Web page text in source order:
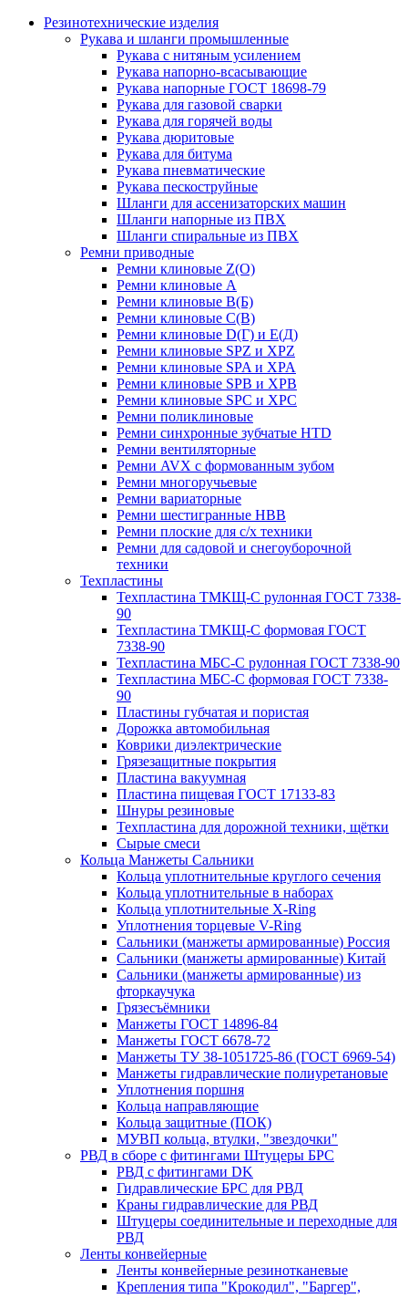
Резинотехнические изделия
Рукава и шланги промышленные
Рукава с нитяным усилением
Рукава напорно-всасывающие
Рукава напорные ГОСТ 18698-79
Рукава для газовой сварки
Рукава для горячей воды
Рукава дюритовые
Рукава для битума
Рукава пневматические
Рукава пескоструйные
Шланги для ассенизаторских машин
Шланги напорные из ПВХ
Шланги спиральные из ПВХ
Ремни приводные
Ремни клиновые Z(О)
Ремни клиновые А
Ремни клиновые В(Б)
Ремни клиновые С(В)
Ремни клиновые D(Г) и Е(Д)
Ремни клиновые SPZ и XPZ
Ремни клиновые SPA и XPA
Ремни клиновые SPB и XPB
Ремни клиновые SPC и XPC
Ремни поликлиновые
Ремни синхронные зубчатые HTD
Ремни вентиляторные
Ремни AVX с формованным зубом
Ремни многоручьевые
Ремни вариаторные
Ремни шестигранные HBB
Ремни плоские для с/х техники
Ремни для садовой и снегоуборочной
техники
Техпластины
Техпластина ТМКЩ-С рулонная ГОСТ 7338-
90
Техпластина ТМКЩ-С формовая ГОСТ
7338-90
Техпластина МБС-С рулонная ГОСТ 7338-90
Техпластина МБС-С формовая ГОСТ 7338-
90
Пластины губчатая и пористая
Дорожка автомобильная
Коврики диэлектрические
Грязезащитные покрытия
Пластина вакуумная
Пластина пищевая ГОСТ 17133-83
Шнуры резиновые
Техпластина для дорожной техники, щётки
Сырые смеси
Кольца Манжеты Сальники
Кольца уплотнительные круглого сечения
Кольца уплотнительные в наборах
Кольца уплотнительные Х-Ring
Уплотнения торцевые V-Ring
Сальники (манжеты армированные) Россия
Сальники (манжеты армированные) Китай
Сальники (манжеты армированные) из
фторкаучука
Грязесъёмники
Манжеты ГОСТ 14896-84
Манжеты ГОСТ 6678-72
Манжеты ТУ 38-1051725-86 (ГОСТ 6969-54)
Манжеты гидравлические полиуретановые
Уплотнения поршня
Кольца направляющие
Кольца защитные (ПОК)
МУВП кольца, втулки, "звездочки"
РВД в сборе с фитингами Штуцеры БРС
РВД с фитингами DK
Гидравлические БРС для РВД
Краны гидравлические для РВД
Штуцеры соединительные и переходные для
РВД
Ленты конвейерные
Ленты конвейерные резинотканевые
Крепления типа "Крокодил", "Баргер",